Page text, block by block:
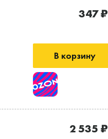
347 ₽
В корзину
2 535 ₽